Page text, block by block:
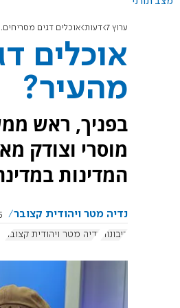
ערוץ 7 דעות אוכלים דגים
אוכלים
מהעיר?
בפניך, ראש
מוסרי וצודק
המדינות
נדיה מטר ויהודית קצובר
ריבונות
נדיה מטר ויהודית קצובר